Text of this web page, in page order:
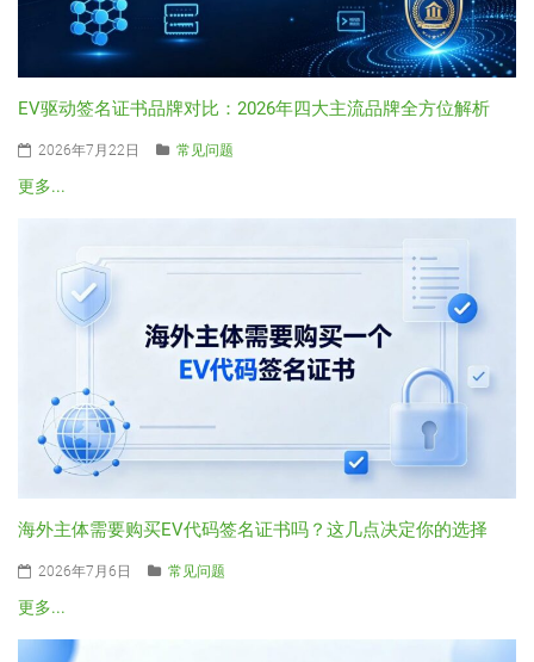
EV驱动签名证书品牌对比：2026年四大主流品牌全方位解析
2026年7月22日 常见问题
更多...
海外主体需要购买EV代码签名证书吗？这几点决定你的选择
2026年7月6日 常见问题
更多...